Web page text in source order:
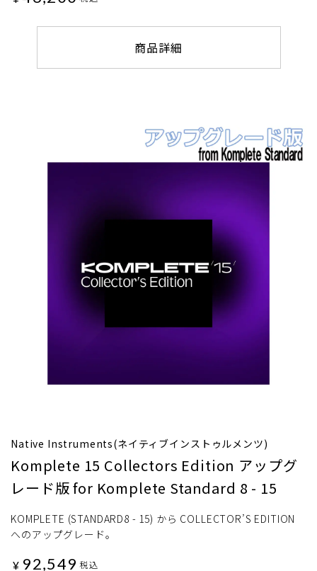
商品詳細
Native Instruments(ネイティブインストゥルメンツ)
Komplete 15 Collectors Edition アップグ
レード版 for Komplete Standard 8 - 15
KOMPLETE (STANDARD8 - 15) から COLLECTOR’S EDITION
へのアップグレード。
¥ 92,549 税込